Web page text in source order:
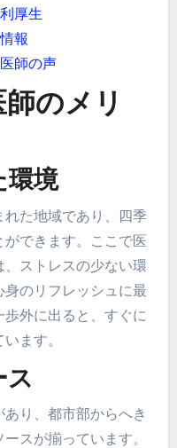
厚生
報
師の声
のメリ
環境
た地域であり、四季
できます。ここで医
ストレスの少ない環
のリフレッシュに最
外に出ると、すぐに
ます。
ス
り、都市部からへき
スが揃っています。